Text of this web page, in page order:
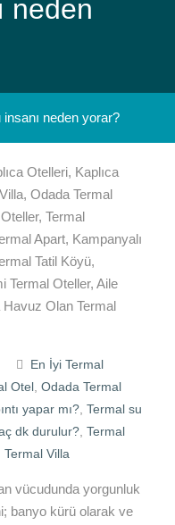
neden
insanı neden yorar?
En İyi Termal
Otel, Odada Termal
yapar mı?, Termal su
dk durulur?, Termal
Termal Villa
vücudunda yorgunluk
banyo kürü olarak ve